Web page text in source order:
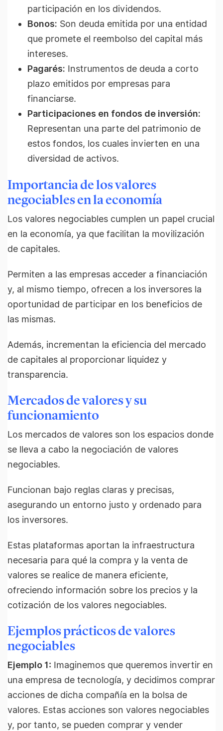
participación en los dividendos.
Bonos: Son deuda emitida por una entidad
que promete el reembolso del capital más
intereses.
Pagarés: Instrumentos de deuda a corto
plazo emitidos por empresas para
financiarse.
Participaciones en fondos de inversión:
Representan una parte del patrimonio de
estos fondos, los cuales invierten en una
diversidad de activos.
Importancia de los valores
negociables en la economía
Los valores negociables cumplen un papel crucial
en la economía, ya que facilitan la movilización
de capitales.
Permiten a las empresas acceder a financiación
y, al mismo tiempo, ofrecen a los inversores la
oportunidad de participar en los beneficios de
las mismas.
Además, incrementan la eficiencia del mercado
de capitales al proporcionar liquidez y
transparencia.
Mercados de valores y su
funcionamiento
Los mercados de valores son los espacios donde
se lleva a cabo la negociación de valores
negociables.
Funcionan bajo reglas claras y precisas,
asegurando un entorno justo y ordenado para
los inversores.
Estas plataformas aportan la infraestructura
necesaria para qué la compra y la venta de
valores se realice de manera eficiente,
ofreciendo información sobre los precios y la
cotización de los valores negociables.
Ejemplos prácticos de valores
negociables
Ejemplo 1: Imaginemos que queremos invertir en
una empresa de tecnología, y decidimos comprar
acciones de dicha compañía en la bolsa de
valores. Estas acciones son valores negociables
y, por tanto, se pueden comprar y vender